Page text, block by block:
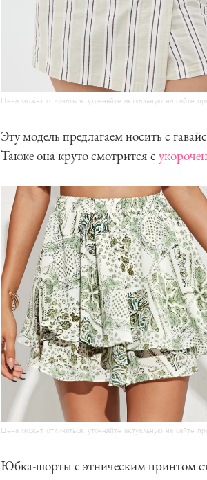
Цена может отличаться, уточняйте актуальную на сайте
Эту модель предлагаем носить с
Также она круто смотрится с
Цена может отличаться, уточняйте актуальную на сайте
Юбка-шорты с этническим принтом